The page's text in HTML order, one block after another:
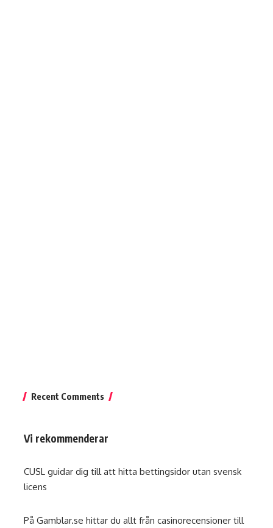
Recent Comments
Vi rekommenderar
CUSL guidar dig till att hitta bettingsidor utan svensk
licens
På Gamblar.se hittar du allt från casinorecensioner till